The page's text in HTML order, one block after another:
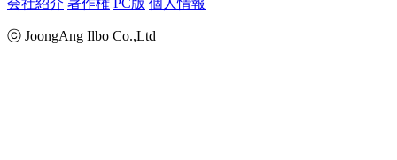
会社紹介 著作権 PC版 個人情報
ⓒ JoongAng Ilbo Co.,Ltd